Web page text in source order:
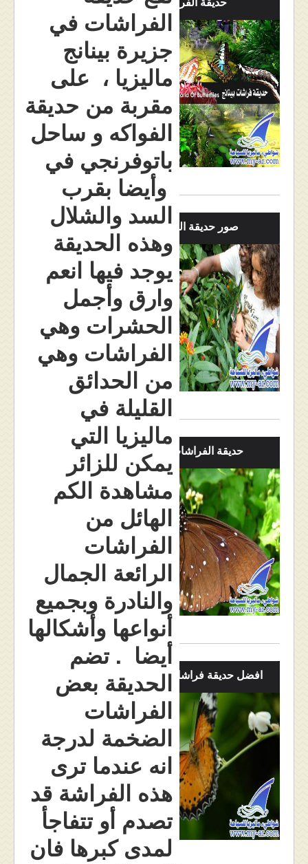
كيفية الحجز
من نحن
الفراشات في
جزيرة بينانج
ماليزيا ، على
مقربة من حديقة
الفواكه و ساحل
باتوفرنجي في
وأيضا بقرب
السد والشلال
وهذه الحديقة
يوجد فيها انعم
وارق وأجمل
الحشرات وهي
الفراشات وهي
من الحدائق
القليلة في
ماليزيا التي
يمكن للزائر
مشاهدة الكم
الهائل من
الفراشات
الرائعة الجمال
والنادرة وبجميع
أنواعها وأشكالها
أيضا . تضم
الحديقة بعض
الفراشات
الضخمة لدرجة
انه عندما ترى
هذه الفراشة قد
تصدم أو تتفاجأ
لمدى كبرها فان
صور حديقة الفراشات
حديقة الفراشات بالصور
افضل حديقة فراشات في ماليزيا